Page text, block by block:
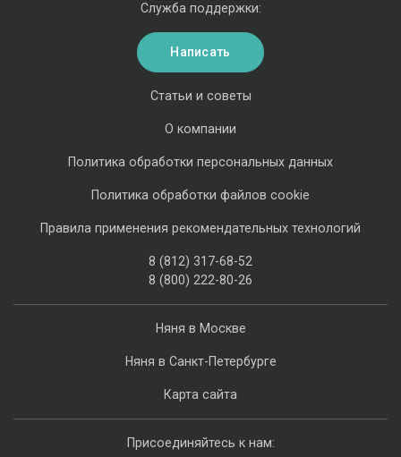
Няня в Москве
Няня в Санкт-Петербурге
Карта сайта
Статьи и советы
О компании
Политика обработки персональных данных
Политика обработки файлов cookie
Правила применения рекомендательных технологий
8 (812) 317-68-52
8 (800) 222-80-26
Служба поддержки:
Написать
Присоединяйтесь к нам: